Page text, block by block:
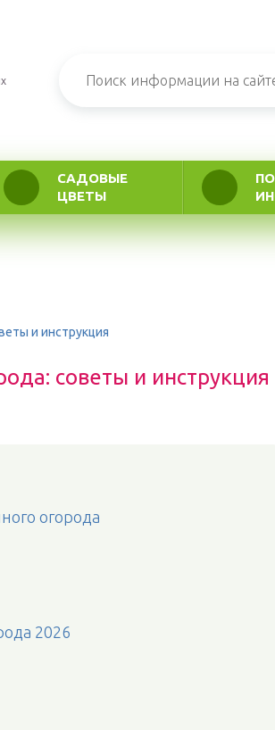
САДОВЫЕ
ЦВЕТЫ
и инструкция
советы и инструкция
огорода
2026